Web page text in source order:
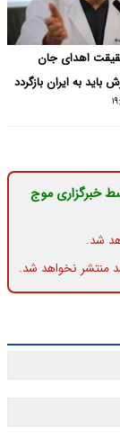
اهدای جان
به ایران بازگردد
خبرگزاری موج
شد.
منتشر نخواهد شد.